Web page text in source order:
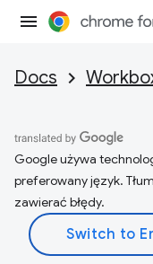
Docs
Google używa
preferowany język.
zawierać błędy.